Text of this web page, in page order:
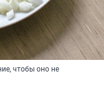
чтобы оно не